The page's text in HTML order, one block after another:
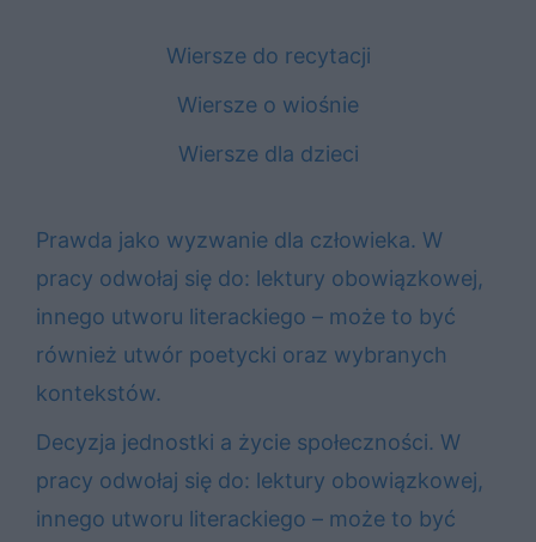
Wiersze do recytacji
Wiersze o wiośnie
Wiersze dla dzieci
Prawda jako wyzwanie dla człowieka. W
pracy odwołaj się do: lektury obowiązkowej,
innego utworu literackiego – może to być
również utwór poetycki oraz wybranych
kontekstów.
Decyzja jednostki a życie społeczności. W
pracy odwołaj się do: lektury obowiązkowej,
innego utworu literackiego – może to być